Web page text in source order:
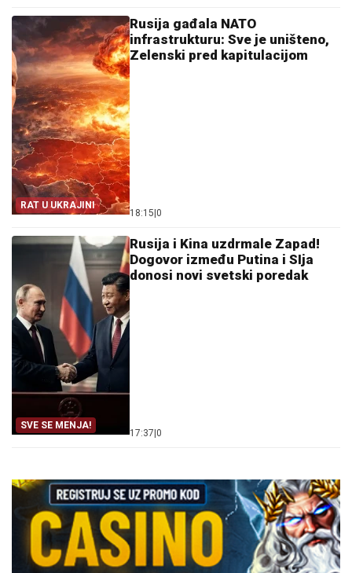
RAT U UKRAJINI
Rusija gađala NATO
infrastrukturu: Sve je uništeno,
Zelenski pred kapitulacijom
18:15 0
SVE SE MENJA!
Rusija i Kina uzdrmale Zapad!
Dogovor između Putina i SIja
donosi novi svetski poredak
17:37 0